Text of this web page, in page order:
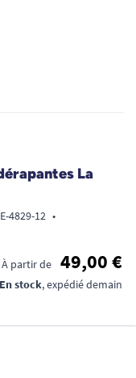
La
4829-12 •
À partir de
49,00 €
En stock, expédié demain